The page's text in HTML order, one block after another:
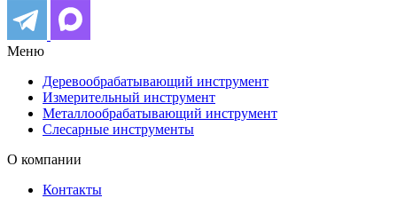
Меню
Деревообрабатывающий инструмент
Измерительный инструмент
Металлообрабатывающий инструмент
Слесарные инструменты
О компании
Контакты